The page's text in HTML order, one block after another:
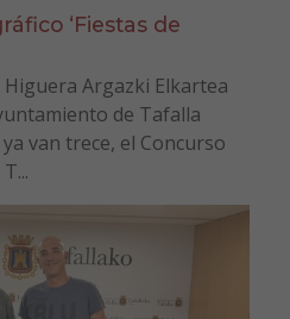
‘Fiestas de
Argazki Elkartea
de Tafalla
van trece, el Concurso